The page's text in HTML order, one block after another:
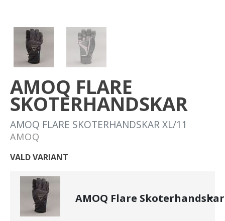
AMOQ FLARE
SKOTERHANDSKAR
AMOQ FLARE SKOTERHANDSKAR XL/11
AMOQ
VALD VARIANT
AMOQ Flare Skoterhandskar